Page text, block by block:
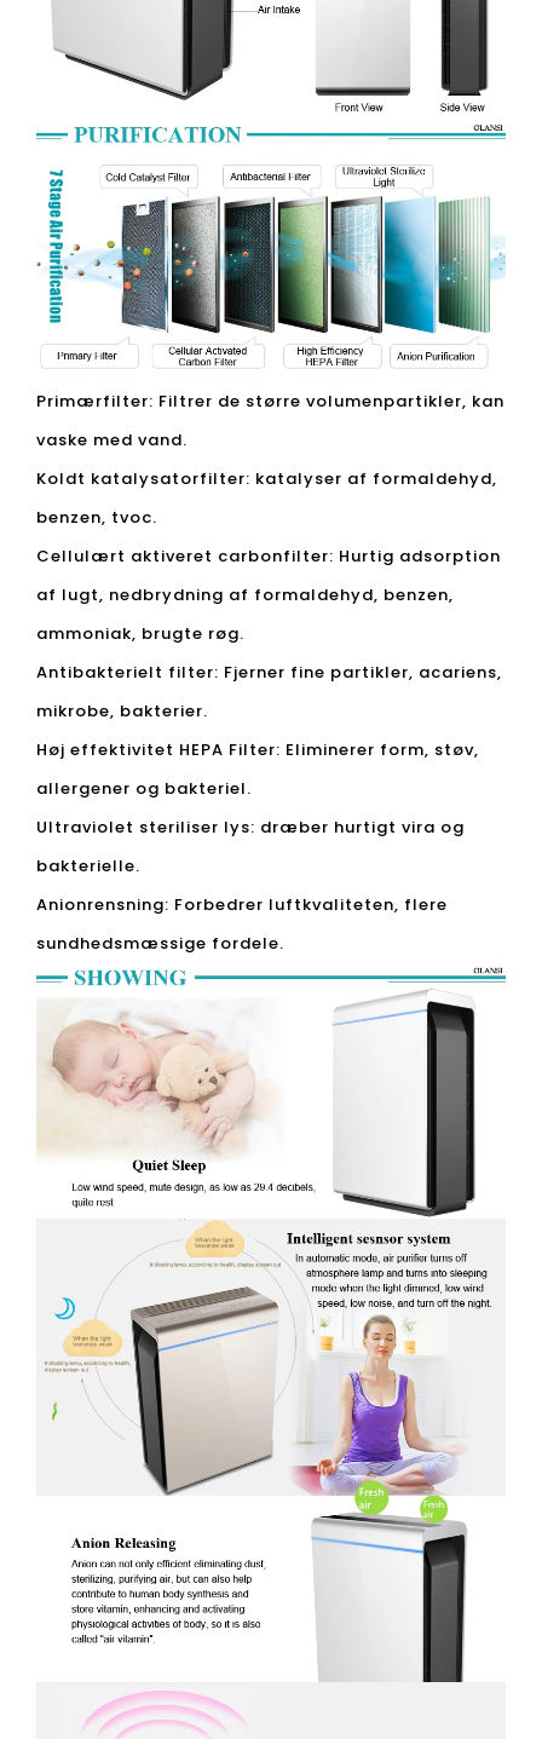
Primærfilter: Filtrer de større volumenpartikler, kan
vaske med vand.
Koldt katalysatorfilter: katalyser af formaldehyd,
benzen, tvoc.
Cellulært aktiveret carbonfilter: Hurtig adsorption
af lugt, nedbrydning af formaldehyd, benzen,
ammoniak, brugte røg.
Antibakterielt filter: Fjerner fine partikler, acariens,
mikrobe, bakterier.
Høj effektivitet HEPA Filter: Eliminerer form, støv,
allergener og bakteriel.
Ultraviolet steriliser lys: dræber hurtigt vira og
bakterielle.
Anionrensning: Forbedrer luftkvaliteten, flere
sundhedsmæssige fordele.